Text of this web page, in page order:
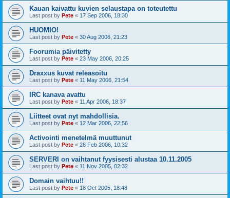
Kauan kaivattu kuvien selaustapa on toteutettu
Last post by Pete « 17 Sep 2006, 18:30
HUOMIO!
Last post by Pete « 30 Aug 2006, 21:23
Foorumia päivitetty
Last post by Pete « 23 May 2006, 20:25
Draxxus kuvat releasoitu
Last post by Pete « 11 May 2006, 21:54
IRC kanava avattu
Last post by Pete « 11 Apr 2006, 18:37
Liitteet ovat nyt mahdollisia.
Last post by Pete « 12 Mar 2006, 22:56
Activointi menetelmä muuttunut
Last post by Pete « 28 Feb 2006, 10:32
SERVERI on vaihtanut fyysisesti alustaa 10.11.2005
Last post by Pete « 11 Nov 2005, 02:32
Domain vaihtuu!!
Last post by Pete « 18 Oct 2005, 18:48